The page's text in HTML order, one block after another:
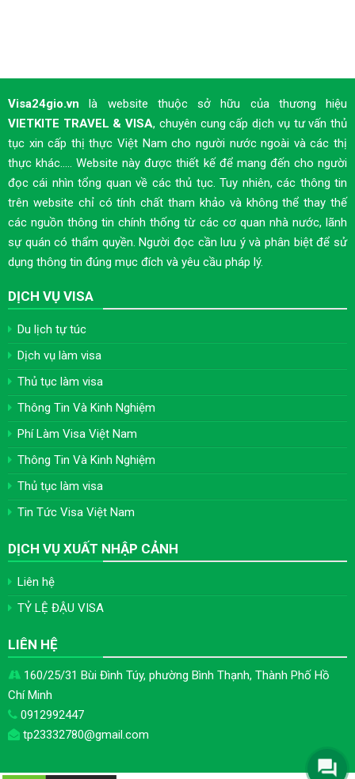
Visa24gio.vn là website thuộc sở hữu của thương hiệu
VIETKITE TRAVEL & VISA, chuyên cung cấp dịch vụ tư vấn thủ
tục xin cấp thị thực Việt Nam cho người nước ngoài và các thị
thực khác..... Website này được thiết kế để mang đến cho người
đọc cái nhìn tổng quan về các thủ tục. Tuy nhiên, các thông tin
trên website chỉ có tính chất tham khảo và không thể thay thế
các nguồn thông tin chính thống từ các cơ quan nhà nước, lãnh
sự quán có thẩm quyền. Người đọc cần lưu ý và phân biệt để sử
dụng thông tin đúng mục đích và yêu cầu pháp lý.
DỊCH VỤ VISA
Du lịch tự túc
Dịch vụ làm visa
Thủ tục làm visa
Thông Tin Và Kinh Nghiệm
Phí Làm Visa Việt Nam
Thông Tin Và Kinh Nghiệm
Thủ tục làm visa
Tin Tức Visa Việt Nam
DỊCH VỤ XUẤT NHẬP CẢNH
Liên hệ
TỶ LỆ ĐẬU VISA
LIÊN HỆ
160/25/31 Bùi Đình Túy, phường Bình Thạnh, Thành Phố Hồ
Chí Minh
0912992447
tp23332780@gmail.com